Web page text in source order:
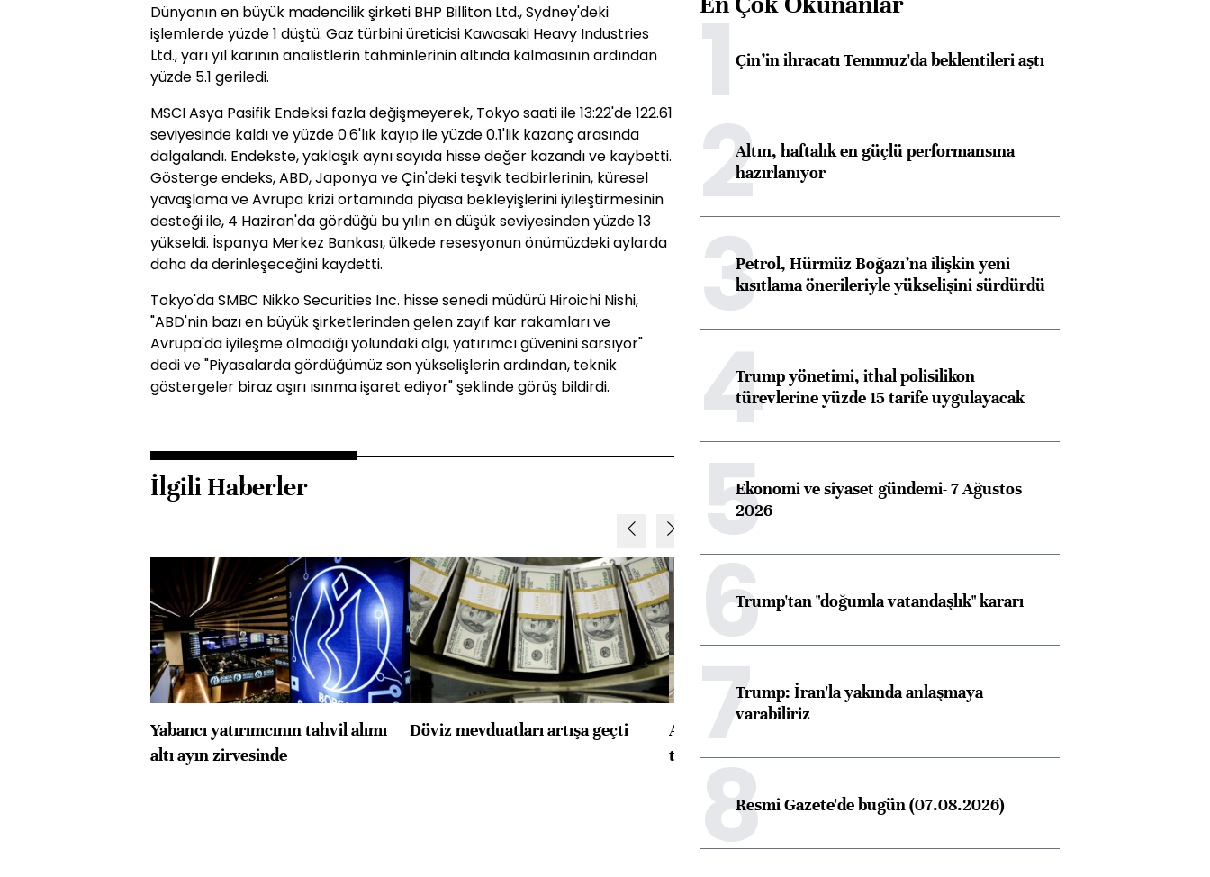
Dünyanın en büyük madencilik şirketi BHP Billiton Ltd., Sydney'deki
işlemlerde yüzde 1 düştü. Gaz türbini üreticisi Kawasaki Heavy Industries
Ltd., yarı yıl karının analistlerin tahminlerinin altında kalmasının ardından
yüzde 5.1 geriledi.
MSCI Asya Pasifik Endeksi fazla değişmeyerek, Tokyo saati ile 13:22'de 122.61
seviyesinde kaldı ve yüzde 0.6'lık kayıp ile yüzde 0.1'lik kazanç arasında
dalgalandı. Endekste, yaklaşık aynı sayıda hisse değer kazandı ve kaybetti.
Gösterge endeks, ABD, Japonya ve Çin'deki teşvik tedbirlerinin, küresel
yavaşlama ve Avrupa krizi ortamında piyasa bekleyişlerini iyileştirmesinin
desteği ile, 4 Haziran'da gördüğü bu yılın en düşük seviyesinden yüzde 13
yükseldi. İspanya Merkez Bankası, ülkede resesyonun önümüzdeki aylarda
daha da derinleşeceğini kaydetti.
Tokyo'da SMBC Nikko Securities Inc. hisse senedi müdürü Hiroichi Nishi,
"ABD'nin bazı en büyük şirketlerinden gelen zayıf kar rakamları ve
Avrupa'da iyileşme olmadığı yolundaki algı, yatırımcı güvenini sarsıyor"
dedi ve "Piyasalarda gördüğümüz son yükselişlerin ardından, teknik
göstergeler biraz aşırı ısınma işaret ediyor" şeklinde görüş bildirdi.
İlgili Haberler
Yabancı yatırımcının tahvil alımı
altı ayın zirvesinde
Döviz mevduatları artışa geçti
ABD'de konut başlangıçları
toparlandı
konusunda Unicredit ile
1Çin’in ihracatı Temmuz'da beklentileri aştı
2Altın, haftalık en güçlü performansına
hazırlanıyor
3Petrol, Hürmüz Boğazı’na ilişkin yeni
kısıtlama önerileriyle yükselişini sürdürdü
4Trump yönetimi, ithal polisilikon
türevlerine yüzde 15 tarife uygulayacak
5Ekonomi ve siyaset gündemi- 7 Ağustos
2026
6Trump'tan "doğumla vatandaşlık" kararı
7Trump: İran'la yakında anlaşmaya
varabiliriz
8Resmi Gazete'de bugün (07.08.2026)